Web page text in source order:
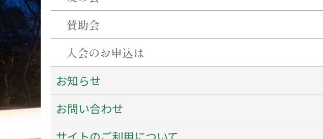
賛助会
入会のお申込は
お知らせ
お問い合わせ